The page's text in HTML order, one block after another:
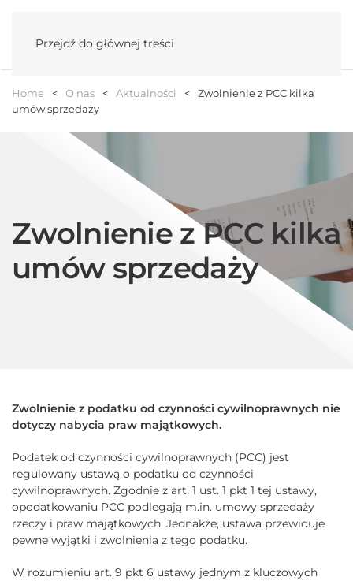
Przejdź do głównej treści
Home O nas Aktualności
Zwolnienie z PCC kilka
umów sprzedaży
Zwolnienie z PCC kilka
umów sprzedaży
Zwolnienie z podatku od czynności cywilnoprawnych nie
dotyczy nabycia praw majątkowych.
Podatek od czynności cywilnoprawnych (PCC) jest
regulowany ustawą o podatku od czynności
cywilnoprawnych. Zgodnie z art. 1 ust. 1 pkt 1 tej ustawy,
opodatkowaniu PCC podlegają m.in. umowy sprzedaży
rzeczy i praw majątkowych. Jednakże, ustawa przewiduje
pewne wyjątki i zwolnienia z tego podatku.
W rozumieniu art. 9 pkt 6 ustawy jednym z kluczowych